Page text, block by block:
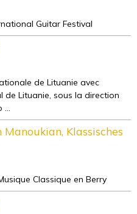
Guitar Festival
de Lituanie avec
de Lituanie, sous la direction
...
Klassisches
Classique en Berry